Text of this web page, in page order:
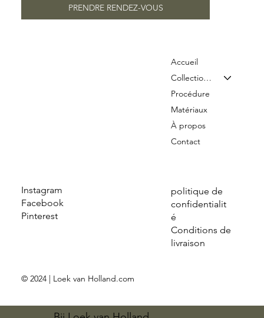
Instagram
Facebook
Pinterest
politique de
confidentialit
é
Conditions de
livraison
Accueil
Collection & Tarifs
Procédure
Matériaux
À propos
Contact
© 2024 | Loek van Holland.com
PRENDRE RENDEZ-VOUS